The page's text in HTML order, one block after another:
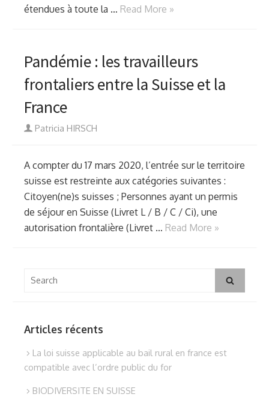
étendues à toute la … Read More »
Pandémie : les travailleurs
frontaliers entre la Suisse et la
France
Author
Patricia HIRSCH
A compter du 17 mars 2020, l’entrée sur le territoire
suisse est restreinte aux catégories suivantes :
Citoyen(ne)s suisses ; Personnes ayant un permis
de séjour en Suisse (Livret L / B / C / Ci), une
autorisation frontalière (Livret … Read More »
Search
Search
Articles récents
La loi suisse applicable au bail rural en france est
compatible avec l’ordre public du for
BIODIVERSITE EN SUISSE